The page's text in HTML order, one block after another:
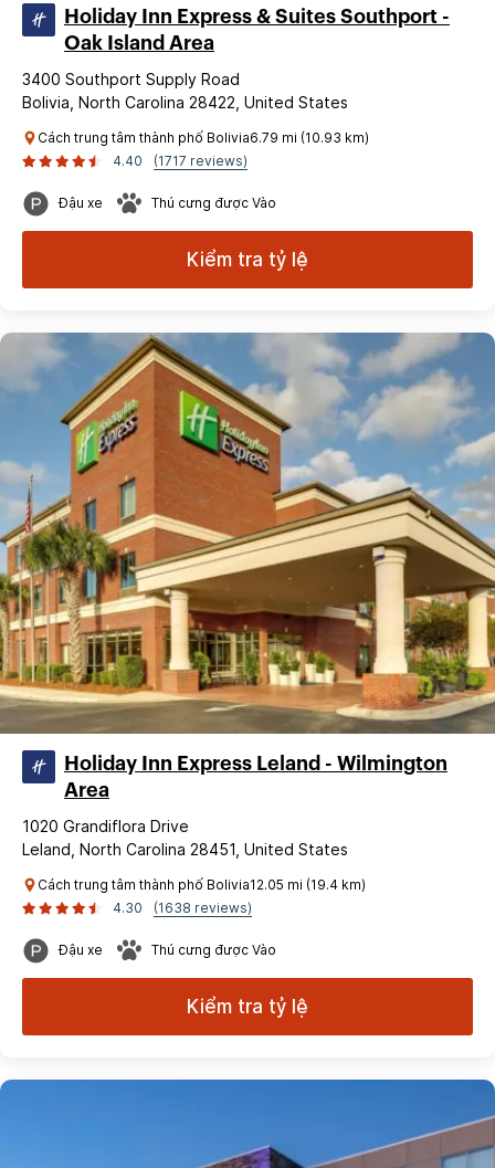
Holiday Inn Express & Suites Southport -
Oak Island Area
3400 Southport Supply Road
Bolivia, North Carolina 28422, United States
Cách trung tâm thành phố Bolivia6.79 mi (10.93 km)
4.40
(1717 reviews)
Đậu xe Thú cưng được Vào
Kiểm tra tỷ lệ
Holiday Inn Express Leland - Wilmington
Area
1020 Grandiflora Drive
Leland, North Carolina 28451, United States
Cách trung tâm thành phố Bolivia12.05 mi (19.4 km)
4.30
(1638 reviews)
Đậu xe Thú cưng được Vào
Kiểm tra tỷ lệ